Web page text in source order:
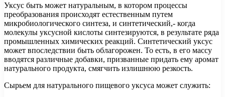
Уксус быть может натуральным, в котором процессы
преобразования происходят естественным путем
микробиологического синтеза, и синтетический,- когда
молекулы уксусной кислоты синтезируются, в результате ряда
промышленных химических реакций. Синтетический уксус
может впоследствии быть облагорожен. То есть, в его массу
вводятся различные добавки, призванные придать ему аромат
натурального продукта, смягчить излишнюю резкость.
Сырьем для натурального пищевого уксуса может служить: